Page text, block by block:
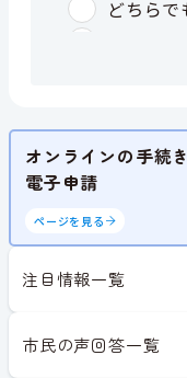
オンラインの手続き
電子申請
ページを見る
注目情報一覧
市民の声回答一覧